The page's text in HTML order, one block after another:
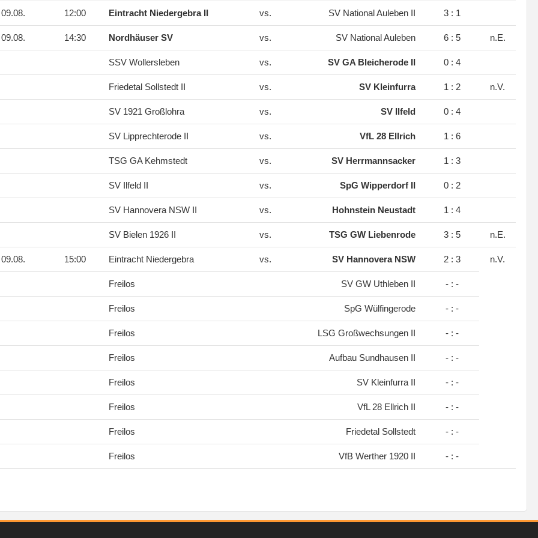
09.08. 12:00 Eintracht Niedergebra II vs. SV National Auleben II 3 : 1
09.08. 14:30 Nordhäuser SV vs. SV National Auleben 6 : 5 n.E.
SSV Wollersleben vs. SV GA Bleicherode II 0 : 4
Friedetal Sollstedt II vs. SV Kleinfurra 1 : 2 n.V.
SV 1921 Großlohra vs. SV Ilfeld 0 : 4
SV Lipprechterode II vs. VfL 28 Ellrich 1 : 6
TSG GA Kehmstedt vs. SV Herrmannsacker 1 : 3
SV Ilfeld II vs. SpG Wipperdorf II 0 : 2
SV Hannovera NSW II vs. Hohnstein Neustadt 1 : 4
SV Bielen 1926 II vs. TSG GW Liebenrode 3 : 5 n.E.
09.08. 15:00 Eintracht Niedergebra vs. SV Hannovera NSW 2 : 3 n.V.
Freilos SV GW Uthleben II - : -
Freilos SpG Wülfingerode - : -
Freilos LSG Großwechsungen II - : -
Freilos Aufbau Sundhausen II - : -
Freilos SV Kleinfurra II - : -
Freilos VfL 28 Ellrich II - : -
Freilos Friedetal Sollstedt - : -
Freilos VfB Werther 1920 II - : -